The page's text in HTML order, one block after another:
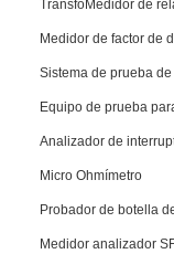
TransfoMedidor de
Medidor de factor de
Sistema de prueba
Equipo de prueba
Analizador de
Micro Ohmímetro
Probador de botella
Medidor analizador